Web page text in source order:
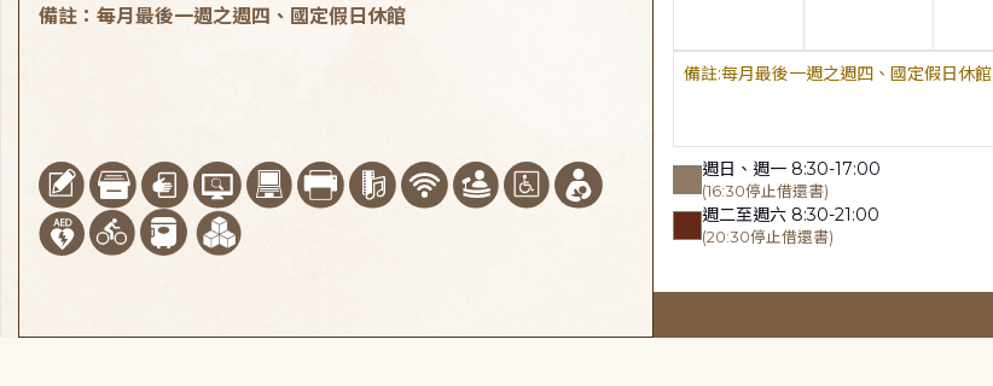
每月最後一週之週四、國定假日休館
週日、週一 8:30-17:00
(16:30停止借還書)
週二至週六 8:30-21:00
(20:30停止借還書)
備註：每月最後一週之週四、國定假日休館